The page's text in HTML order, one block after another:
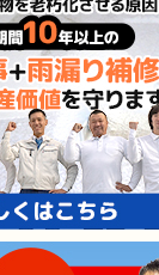
施工完工し、やっ
できました。
いです。
がとうございまし